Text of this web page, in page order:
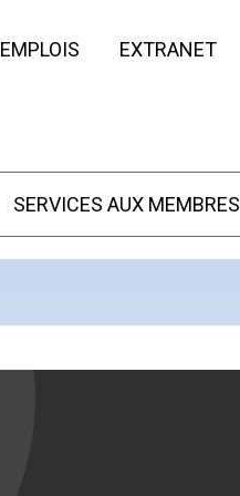
EMPLOIS EXTRANET
SERVICES AUX MEMBRES